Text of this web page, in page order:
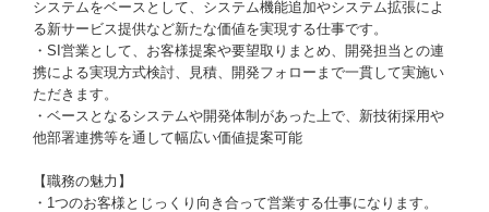
システムをベースとして、システム機能追加やシステム拡張によ
る新サービス提供など新たな価値を実現する仕事です。
・SI営業として、お客様提案や要望取りまとめ、開発担当との連
携による実現方式検討、見積、開発フォローまで一貫して実施い
ただきます。
・ベースとなるシステムや開発体制があった上で、新技術採用や
他部署連携等を通して幅広い価値提案可能
【職務の魅力】
・1つのお客様とじっくり向き合って営業する仕事になります。